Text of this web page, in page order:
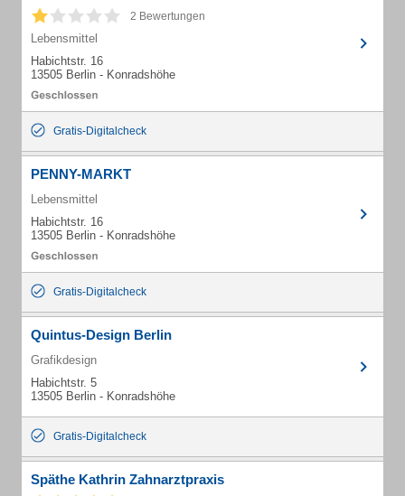
2 Bewertungen
Lebensmittel
Habichtstr. 16
13505 Berlin - Konradshöhe
Gratis-Digitalcheck
PENNY-MARKT
Lebensmittel
Habichtstr. 16
13505 Berlin - Konradshöhe
Gratis-Digitalcheck
Quintus-Design Berlin
Grafikdesign
Habichtstr. 5
13505 Berlin - Konradshöhe
Gratis-Digitalcheck
Späthe Kathrin Zahnarztpraxis